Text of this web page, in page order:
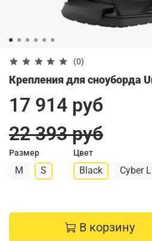
(0)
Крепления для сноуборда
17 914 руб
22 393 руб
Размер
M S
Цвет
Black Cyber
В корзину